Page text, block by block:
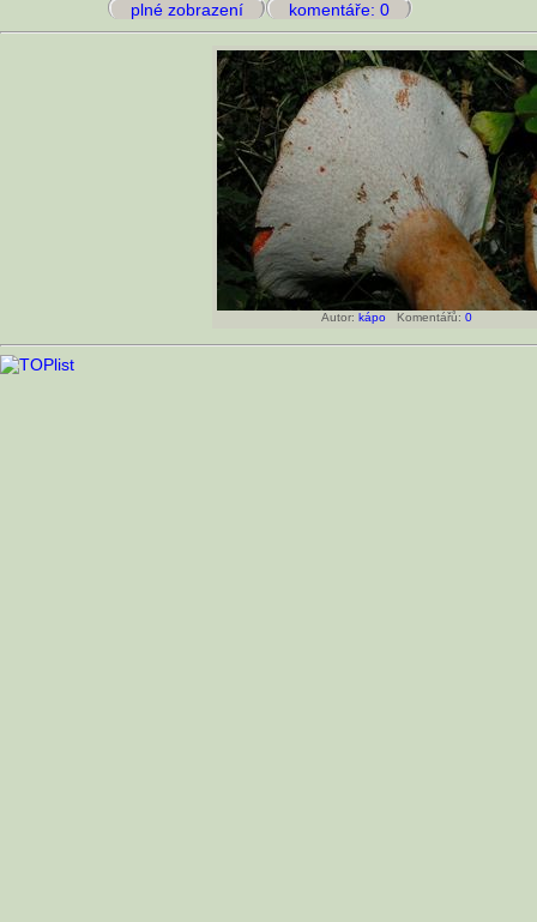
plné zobrazení komentáře: 0
Autor: kápo Komentářů: 0